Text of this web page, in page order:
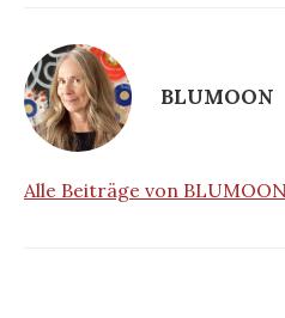
BLUMOON
Alle Beiträge von